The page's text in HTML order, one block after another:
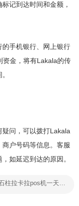
记到达时间和金额，
手机银行、网上银行
资金，将有Lakala的传
问，可以拨打Lakala
户号码等信息。客服
如延迟到达的原因。